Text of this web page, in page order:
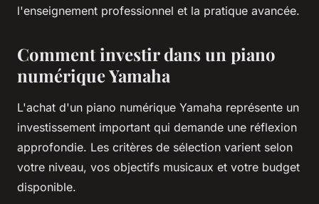
l'enseignement professionnel et la pratique avancée.
Comment investir dans un piano
numérique Yamaha
L'achat d'un piano numérique Yamaha représente un
investissement important qui demande une réflexion
approfondie. Les critères de sélection varient selon
votre niveau, vos objectifs musicaux et votre budget
disponible.